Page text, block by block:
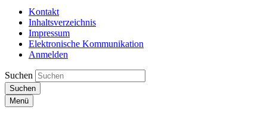
Kontakt
Inhaltsverzeichnis
Impressum
Elektronische Kommunikation
Anmelden
Suchen
Suchen
Menü